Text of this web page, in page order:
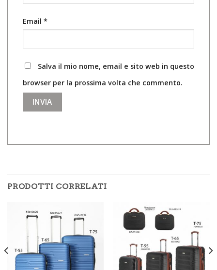
Email *
Salva il mio nome, email e sito web in questo
browser per la prossima volta che commento.
PRODOTTI CORRELATI